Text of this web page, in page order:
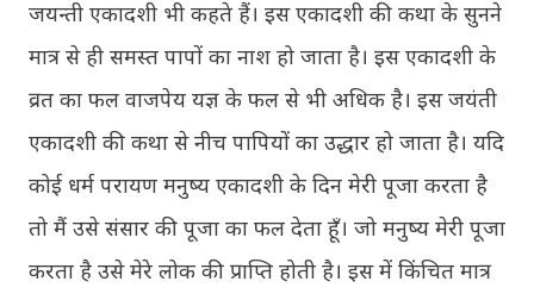
जयन्ती एकादशी भी कहते हैं। इस एकादशी की कथा के सुनने
मात्र से ही समस्त पापों का नाश हो जाता है। इस एकादशी के
व्रत का फल वाजपेय यज्ञ के फल से भी अधिक है। इस जयंती
एकादशी की कथा से नीच पापियों का उद्धार हो जाता है। यदि
कोई धर्म परायण मनुष्य एकादशी के दिन मेरी पूजा करता है
तो मैं उसे संसार की पूजा का फल देता हूँ। जो मनुष्य मेरी पूजा
करता है उसे मेरे लोक की प्राप्ति होती है। इस में किंचित मात्र